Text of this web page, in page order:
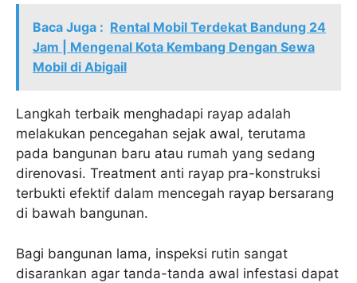
Baca Juga : Rental Mobil Terdekat Bandung 24
Jam | Mengenal Kota Kembang Dengan Sewa
Mobil di Abigail
Langkah terbaik menghadapi rayap adalah
melakukan pencegahan sejak awal, terutama
pada bangunan baru atau rumah yang sedang
direnovasi. Treatment anti rayap pra-konstruksi
terbukti efektif dalam mencegah rayap bersarang
di bawah bangunan.
Bagi bangunan lama, inspeksi rutin sangat
disarankan agar tanda-tanda awal infestasi dapat